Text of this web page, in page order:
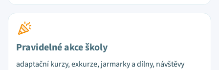
Pravidelné akce školy
adaptační kurzy, exkurze, jarmarky a dílny, návštěvy